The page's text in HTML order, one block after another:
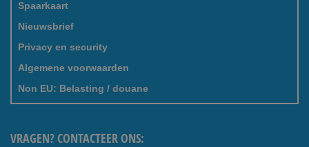
Spaarkaart
Nieuwsbrief
Privacy en security
Algemene voorwaarden
Non EU: Belasting / douane
VRAGEN? CONTACTEER ONS: